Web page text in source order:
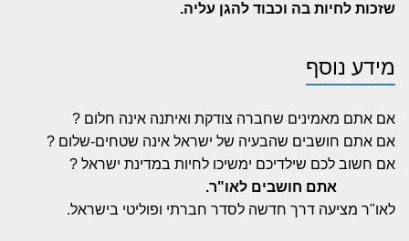
שזכות לחיות בה וכבוד להגן עליה.
מידע נוסף
אם אתם מאמינים שחברה צודקת ואיתנה אינה חלום ?
אם אתם חושבים שהבעיה של ישראל אינה שטחים-שלום ?
אם חשוב לכם שילדיכם ימשיכו לחיות במדינת ישראל ?
אתם חושבים לאו"ר.
לאו"ר מציעה דרך חדשה לסדר חברתי ופוליטי בישראל.